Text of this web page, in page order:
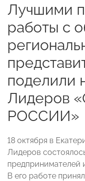
Лучшими
работы с
поделили
Лидеров
РОССИИ»
18 октября в
Лидеров
В его работе